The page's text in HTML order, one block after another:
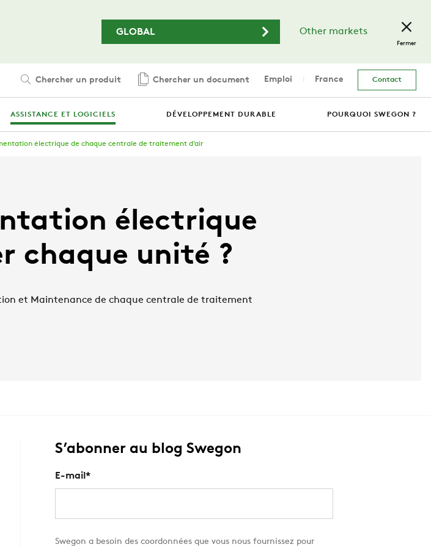
GLOBAL Other markets
Fermer
Chercher un produit Chercher un document Emploi France Contact
ASSISTANCE ET LOGICIELS DÉVELOPPEMENT DURABLE POURQUOI SWEGON ?
électrique de chaque centrale de traitement d’air
électrique
chaque unité ?
et Maintenance de chaque centrale de traitement
S’abonner au blog Swegon
E-mail *
Swegon a besoin des coordonnées que vous nous fournissez pour